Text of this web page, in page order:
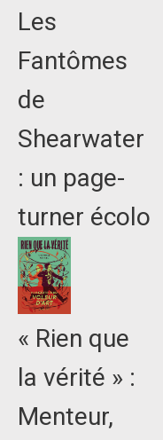
Les
Fantômes
de
Shearwater
: un page-
turner écolo
« Rien que
la vérité » :
Menteur,